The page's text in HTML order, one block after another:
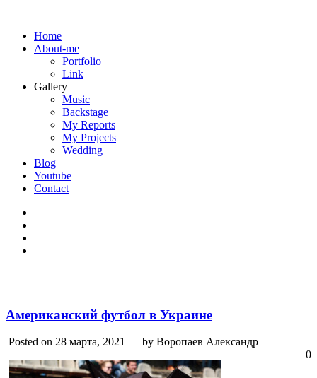
Home
About-me
Portfolio
Link
Gallery
Music
Backstage
My Reports
My Projects
Wedding
Blog
Youtube
Contact
Американский футбол в Украине
Posted on 28 марта, 2021
by Воропаев Александр
0